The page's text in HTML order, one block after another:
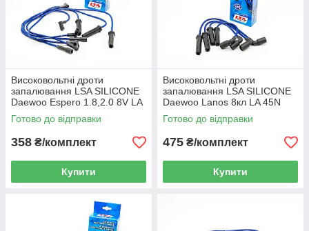
Високовольтні дроти
запалювання LSA SILICONE
Daewoo Espero 1.8,2.0 8V LA
42N
Готово до відправки
358 ₴/комплект
Купити
Високовольтні дроти
запалювання LSA SILICONE
Daewoo Lanos 8кл LA 45N
Готово до відправки
475 ₴/комплект
Купити